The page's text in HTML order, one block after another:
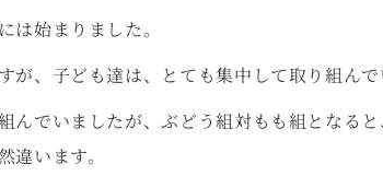
は始まりました。
、子ども達は、とても集中して取り組んで
んでいましたが、ぶどう組対もも組となる
います。